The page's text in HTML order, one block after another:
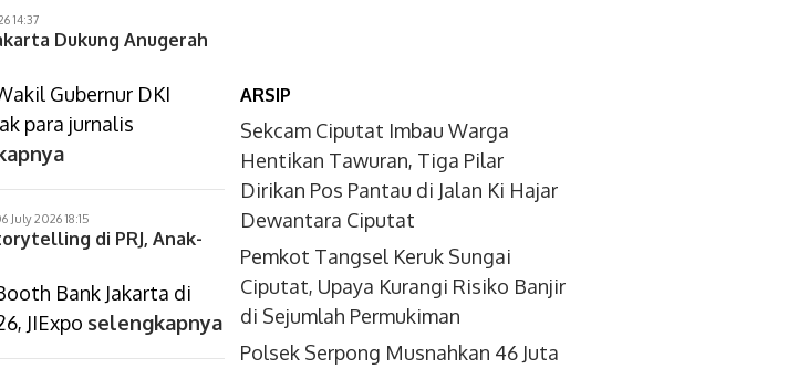
14:37
Dukung Anugerah
Gubernur DKI
para jurnalis
July 2026 18:15
di PRJ, Anak-
Bank Jakarta di
JIExpo selengkapnya
ARSIP
Sekcam Ciputat Imbau Warga
Hentikan Tawuran, Tiga Pilar
Dirikan Pos Pantau di Jalan Ki Hajar
Dewantara Ciputat
Pemkot Tangsel Keruk Sungai
Ciputat, Upaya Kurangi Risiko Banjir
di Sejumlah Permukiman
Polsek Serpong Musnahkan 46 Juta